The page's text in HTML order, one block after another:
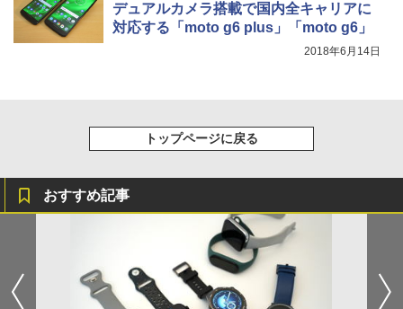
デュアルカメラ搭載で国内全キャリアに
対応する「moto g6 plus」「moto g6」
2018年6月14日
トップページに戻る
おすすめ記事